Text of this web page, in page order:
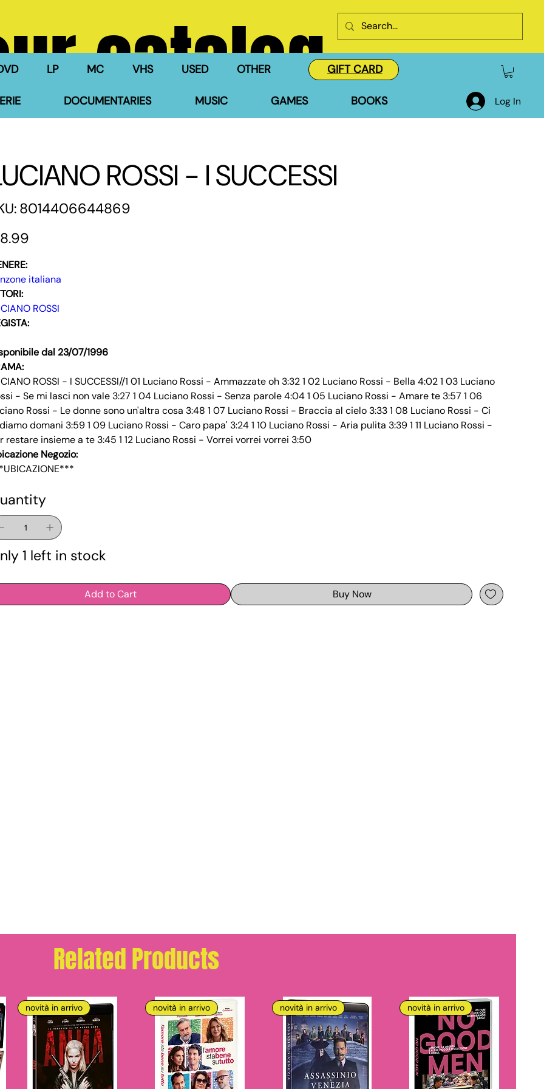
LP MC VHS USED OTHER
DOCUMENTARIES MUSIC GAMES BOOKS
GIFT CARD
Log In
catalog
ROSSI - I SUCCESSI
SKU
8014406644869
8014406644869
italiana
ROSSI
dal 23/07/1996
ROSSI - I SUCCESSI//1 01 Luciano Rossi - Ammazzate oh 3:32 1 02 Luciano Rossi - Bella 4:02 1 03 Luciano
- Se mi lasci non vale 3:27 1 04 Luciano Rossi - Senza parole 4:04 1 05 Luciano Rossi - Amare te 3:57 1 06
Rossi - Le donne sono un'altra cosa 3:48 1 07 Luciano Rossi - Braccia al cielo 3:33 1 08 Luciano Rossi - Ci
domani 3:59 1 09 Luciano Rossi - Caro papa' 3:24 1 10 Luciano Rossi - Aria pulita 3:39 1 11 Luciano Rossi -
restare insieme a te 3:45 1 12 Luciano Rossi - Vorrei vorrei vorrei 3:50
Negozio:
1 left in stock
Add to Cart Buy Now
Related Products
novità in arrivo novità in arrivo novità in arrivo novità in arrivo